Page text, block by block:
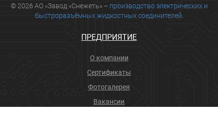
© 2026 АО «Завод «Снежеть» – производство электрических и
быстроразъёмных жидкостных соединителей.
ПРЕДПРИЯТИЕ
О компании
Сертификаты
Фотогалерея
Вакансии